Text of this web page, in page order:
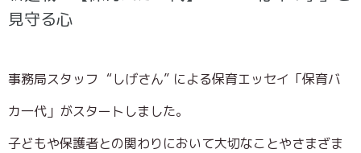
見守る心
事務局スタッフ “しげさん” による保育エッセイ「保育バ
カ一代」がスタートしました。
子どもや保護者との関わりにおいて大切なことやさまざま